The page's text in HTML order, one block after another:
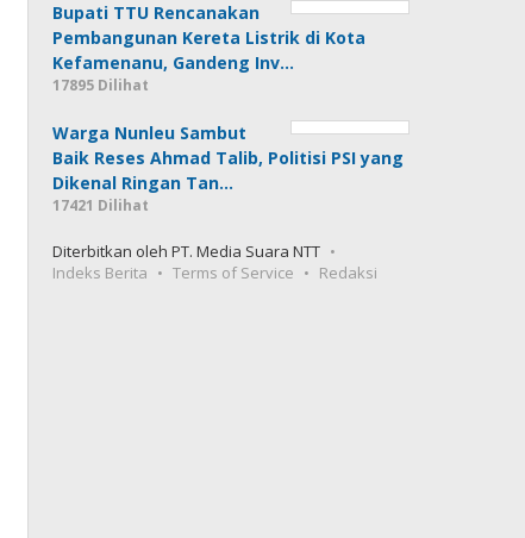
Bupati TTU Rencanakan
Pembangunan Kereta Listrik di Kota
Kefamenanu, Gandeng Inv…
17895 Dilihat
Warga Nunleu Sambut
Baik Reses Ahmad Talib, Politisi PSI yang
Dikenal Ringan Tan…
17421 Dilihat
Diterbitkan oleh PT. Media Suara NTT
Indeks Berita
Terms of Service Redaksi